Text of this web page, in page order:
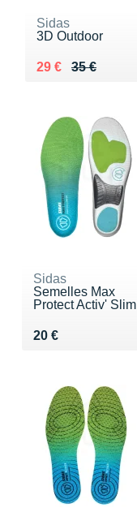
Sidas
3D Outdoor
35 €
Au lieu de 35 €
29 €
Vendu 29 €
Sidas
Semelles Max
Protect Activ' Slim
20 €
Vendu 20 €